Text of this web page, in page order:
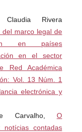
López, E. (2013).
para validar la
de medición de
software Minitab
and Caribbean
Technology
techniques on
of Morphology.,
Rivera
del marco legal de
en países
en el sector
Red Académica
Vol. 13 Núm. 1
electrónica y
Carvalho,O
notícias contadas